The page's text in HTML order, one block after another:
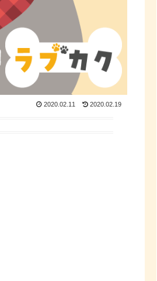
2020.02.11 2020.02.19